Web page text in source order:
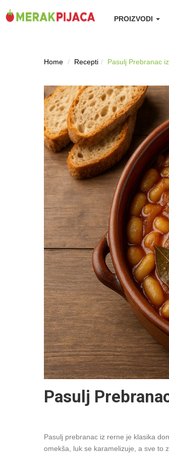
PROIZVODI
Home Recepti Pasulj Prebranac
Pasulj
Pasulj prebranac iz rerne je klasika
omekša, luk se karamelizuje, a sve to